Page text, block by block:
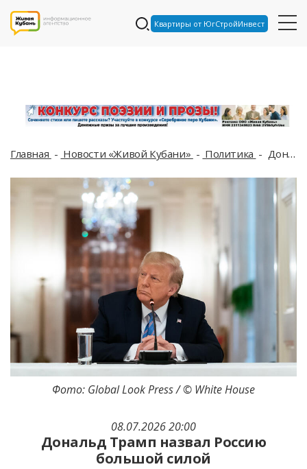
Квартиры от ЮгСтройИнвест
Главная Новости «Живой Кубани» Политика Дональд Трамп назвал Россию большой силой
08.07.2026 20:00
Дональд Трамп назвал Россию
большой силой
Фото: Global Look Press / © White House